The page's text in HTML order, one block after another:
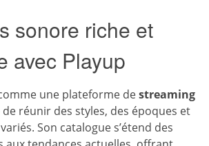
sonore riche et
avec Playup
une plateforme destreaming
réunir des styles, des époques et
Son catalogue s’étend des